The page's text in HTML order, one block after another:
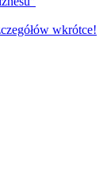
wkrótce!